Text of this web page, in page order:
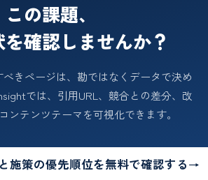
この課題、
確認しませんか？
きページは、勘ではなくデータで決め
では、引用URL、競合との差分、改
ンテンツテーマを可視化できます。
施策の優先順位を無料で確認する→